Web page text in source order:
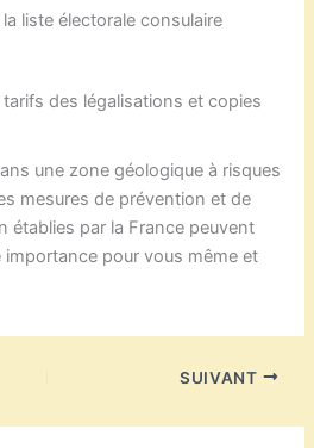
liste électorale consulaire
des légalisations et copies
une zone géologique à risques
mesures de prévention et de
établies par la France peuvent
importance pour vous même et
SUIVANT